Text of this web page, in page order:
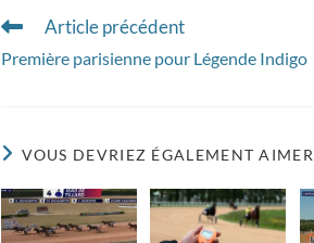
Read
articles
Article précédent
Première parisienne pour Légende Indigo
VOUS DEVRIEZ ÉGALEMENT AIMER